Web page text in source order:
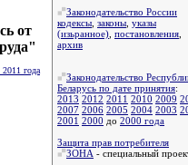
от
года
Законодательство России
кодексы законы указы
(изьранное) постановления
архив
Законодательство
Беларусь по дате принятия:
2013 2012 2011 2010 2009
2007 2006 2005 2004 2003
2001 2000 до 2000 года
Защита прав потребителя
ЗОНА - специальный